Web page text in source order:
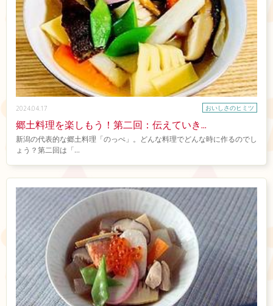
2024.04.17 おいしさのヒミツ
郷土料理を楽しもう！第二回：伝えていき...
新潟の代表的な郷土料理「のっぺ」。どんな料理でどんな時に作るのでし
ょう？第二回は「...